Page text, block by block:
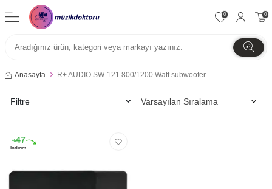
0 0
Anasayfa R+ AUDIO SW-121 800/1200 Watt subwoofer
Filtre
%47
İndirim